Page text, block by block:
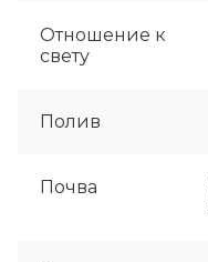
Отношение к
свету
Полив
Почва